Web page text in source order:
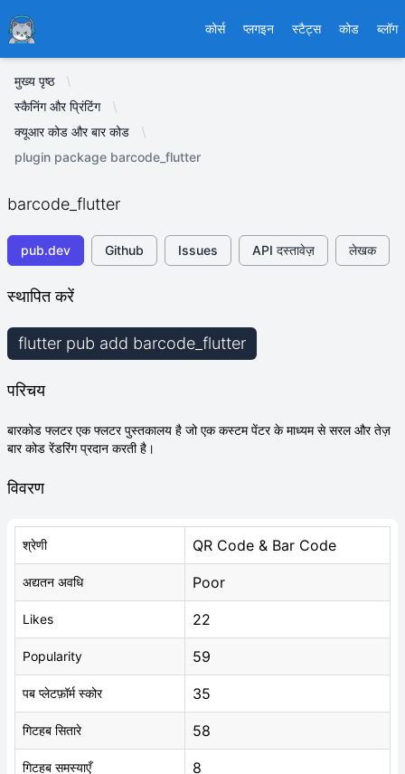
Ducafecat कोर्स प्लगइन स्टैट्स कोड ब्लॉग
मुख्य पृष्ठ
स्कैनिंग और प्रिंटिंग
क्यूआर कोड और बार कोड
plugin package barcode_flutter
barcode_flutter
pub.dev Github Issues API दस्तावेज़ लेखक
स्थापित करें
flutter pub add barcode_flutter
परिचय
बारकोड फ्लटर एक फ्लटर पुस्तकालय है जो एक कस्टम पेंटर के माध्यम से सरल और तेज़
बार कोड रेंडरिंग प्रदान करती है।
विवरण
श्रेणी QR Code & Bar Code
अद्यतन अवधि Poor
Likes 22
Popularity 59
पब प्लेटफ़ॉर्म स्कोर 35
गिटहब सितारे 58
गिटहब समस्याएँ 8